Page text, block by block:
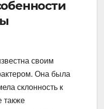
своим
Она была
склонность к
также